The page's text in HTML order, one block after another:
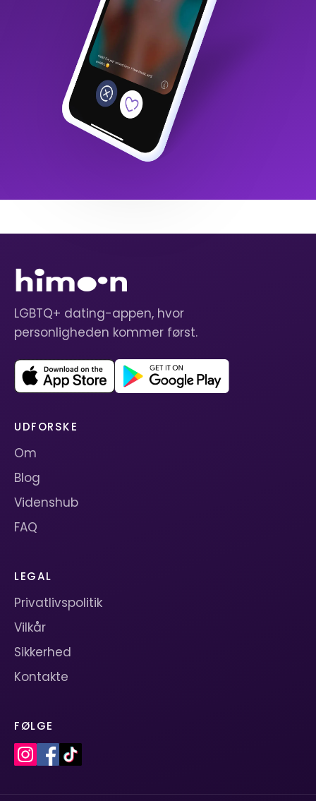
LGBTQ+ dating-appen, hvor
personligheden kommer først.
UDFORSKE
Om
Blog
Videnshub
FAQ
LEGAL
Privatlivspolitik
Vilkår
Sikkerhed
Kontakte
FØLGE